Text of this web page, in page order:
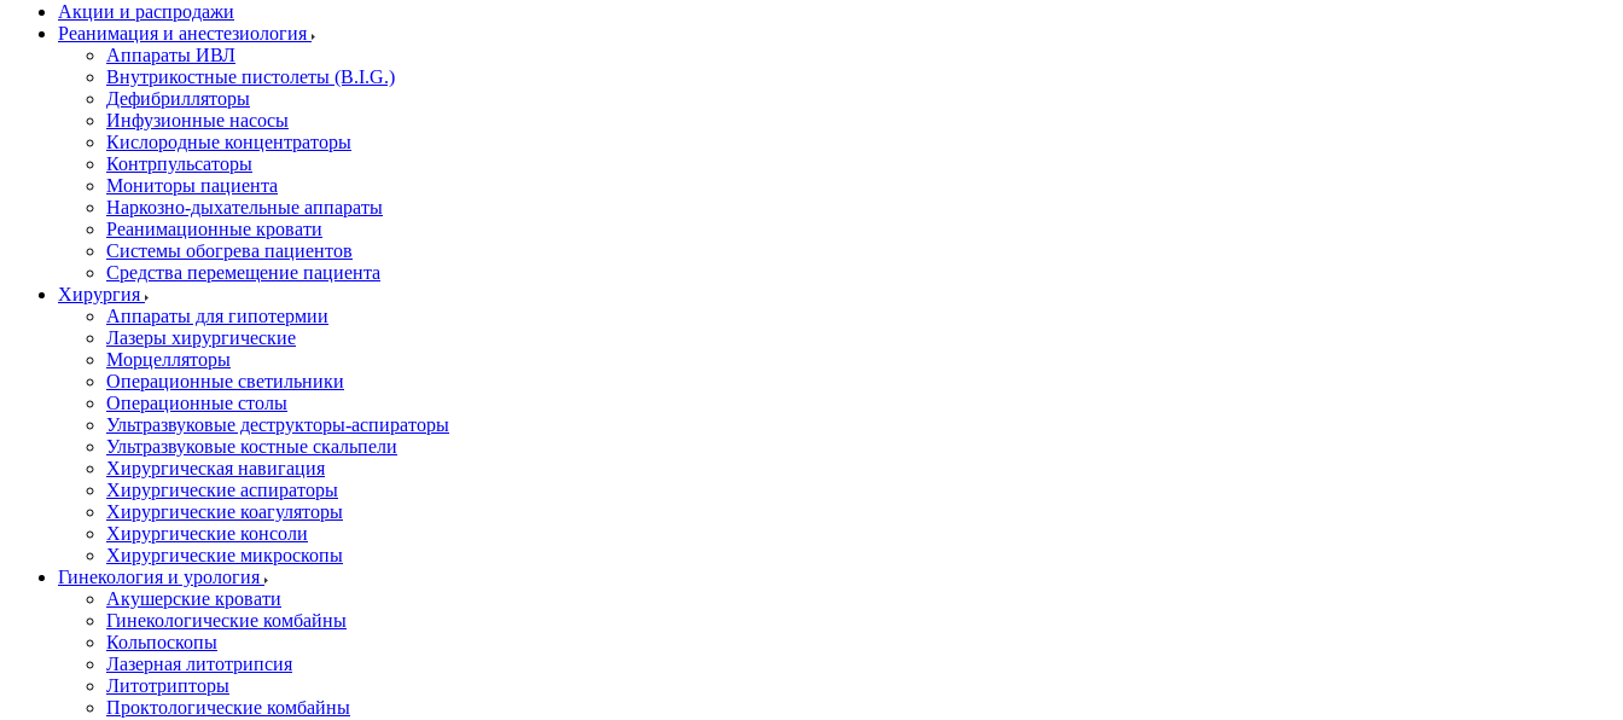
Акции и распродажи
Реанимация и анестезиология
Аппараты ИВЛ
Внутрикостные пистолеты (B.I.G.)
Дефибрилляторы
Инфузионные насосы
Кислородные концентраторы
Контрпульсаторы
Мониторы пациента
Наркозно-дыхательные аппараты
Реанимационные кровати
Системы обогрева пациентов
Средства перемещение пациента
Хирургия
Аппараты для гипотермии
Лазеры хирургические
Морцелляторы
Операционные светильники
Операционные столы
Ультразвуковые деструкторы-аспираторы
Ультразвуковые костные скальпели
Хирургическая навигация
Хирургические аспираторы
Хирургические коагуляторы
Хирургические консоли
Хирургические микроскопы
Гинекология и урология
Акушерские кровати
Гинекологические комбайны
Кольпоскопы
Лазерная литотрипсия
Литотрипторы
Проктологические комбайны